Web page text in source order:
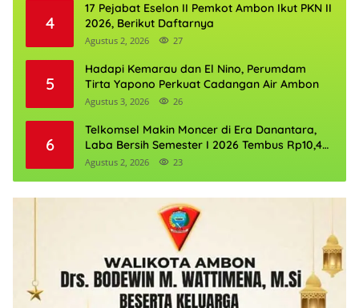
4
17 Pejabat Eselon II Pemkot Ambon Ikut PKN II
2026, Berikut Daftarnya
Agustus 2, 2026 27
5
Hadapi Kemarau dan El Nino, Perumdam
Tirta Yapono Perkuat Cadangan Air Ambon
Agustus 3, 2026 26
6
Telkomsel Makin Moncer di Era Danantara,
Laba Bersih Semester I 2026 Tembus Rp10,4
Triliun
Agustus 2, 2026 23